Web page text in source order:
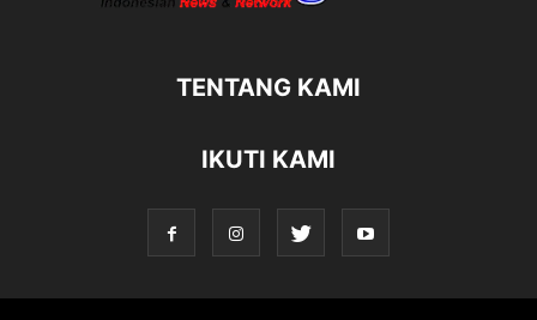
TENTANG KAMI
IKUTI KAMI